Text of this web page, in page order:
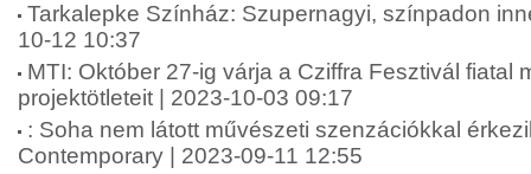
Tarkalepke Színház: Szupernagyi, színpadon
10-12 10:37
MTI: Október 27-ig várja a Cziffra Fesztivál fiatal
projektötleteit | 2023-10-03 09:17
: Soha nem látott művészeti szenzációkkal
Contemporary | 2023-09-11 12:55